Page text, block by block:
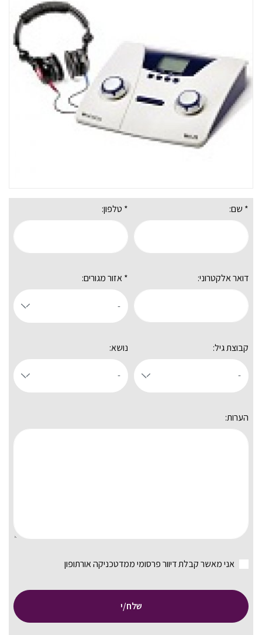
* שם: * טלפון:
דואר אלקטרוני: * אזור מגורים:
קבוצת גיל: נושא:
הערות:
אני מאשר קבלת דיוור פרסומי ממדטכניקה אורתופון
שלח/י